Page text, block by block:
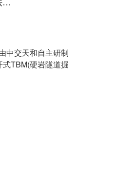
中交天和自主研制
式TBM(硬岩隧道掘